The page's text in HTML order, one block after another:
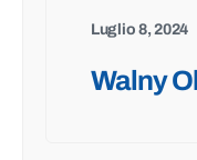
Luglio 8, 2024
Walny